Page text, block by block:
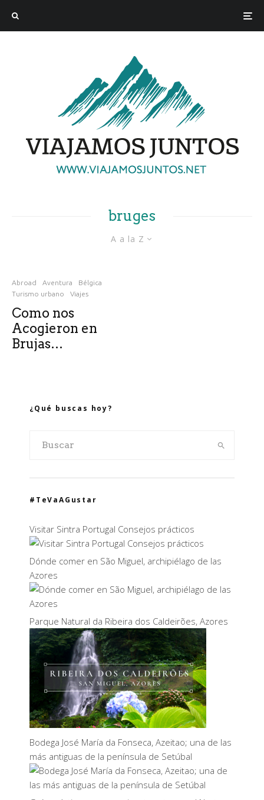
bruges
A a la Z
Abroad Aventura
Bélgica
Turismo urbano
Viajes
Como nos
Acogieron en
Brujas…
¿Qué buscas hoy?
#TeVaAGustar
Visitar Sintra Portugal Consejos prácticos
Dónde comer en São Miguel, archipiélago de las
Azores
Parque Natural da Ribeira dos Caldeirões, Azores
Bodega José María da Fonseca, Azeitao; una de las
más antiguas de la península de Setúbal